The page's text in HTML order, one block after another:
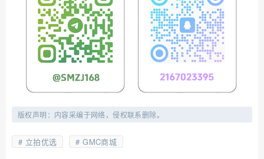
版权声明：内容采编于网络，侵权联系删除。
立拍优选 GMC商城